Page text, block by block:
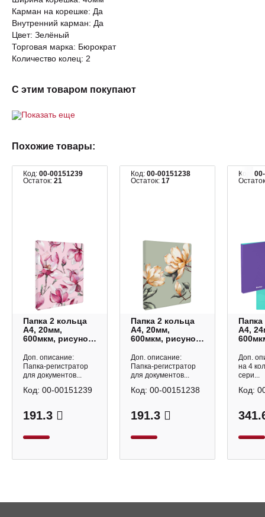
Карман на корешке: Да
Внутренний карман: Да
Цвет: Зелёный
Торговая марка: Бюрократ
Количество колец: 2
С этим товаром покупают
Показать еще
Похожие товары:
Код: 00-00151239
Остаток: 21
Папка 2 кольца
А4, 20мм,
600мкм, рисунок
магнолия" 72243
Феникс+
Доп. описание:
Папка-регистратор
для документов...
191.3
Код: 00-00151239
Код: 00-00151238
Остаток: 17
Папка 2 кольца
А4, 20мм,
600мкм, рисунок
72242 Феникс+
Доп. описание:
Папка-регистратор
для документов...
191.3
Код: 00-00151238
Код:
А4,
Доп.
на 4
сери...
Код: